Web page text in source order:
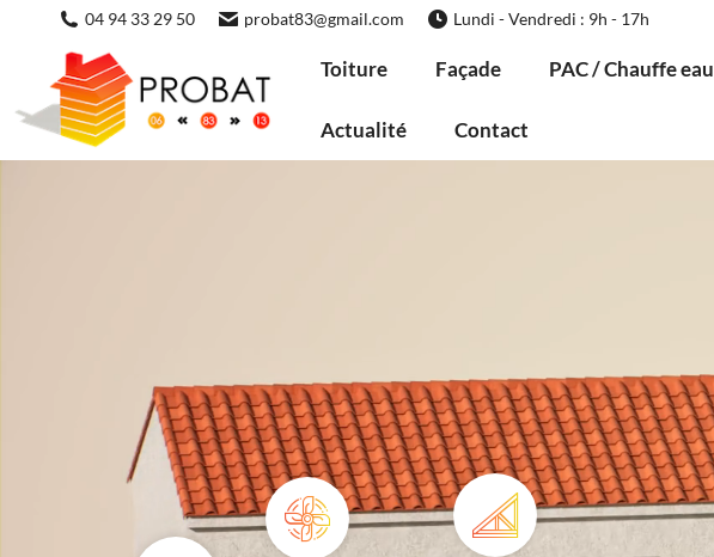
04 94 33 29 50 probat83@gmail.com Lundi - Vendredi : 9h - 17h
Toiture Façade PAC / Chauffe eau
Actualité Contact